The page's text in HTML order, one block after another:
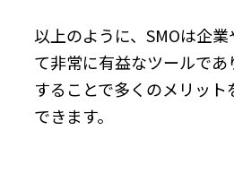
以上のように、SMOは企
て非常に有益なツールであ
することで多くのメリッ
できます。